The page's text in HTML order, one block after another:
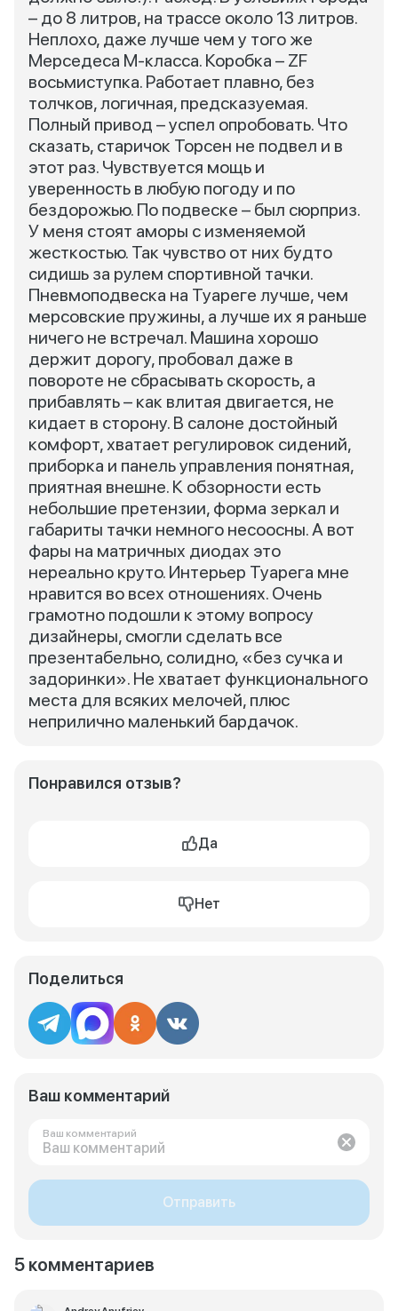
– до 8 литров, на трассе около 13 литров.
Неплохо, даже лучше чем у того же
Мерседеса М-класса. Коробка – ZF
восьмиступка. Работает плавно, без
толчков, логичная, предсказуемая.
Полный привод – успел опробовать. Что
сказать, старичок Торсен не подвел и в
этот раз. Чувствуется мощь и
уверенность в любую погоду и по
бездорожью. По подвеске – был сюрприз.
У меня стоят аморы с изменяемой
жесткостью. Так чувство от них будто
сидишь за рулем спортивной тачки.
Пневмоподвеска на Туареге лучше, чем
мерсовские пружины, а лучше их я раньше
ничего не встречал. Машина хорошо
держит дорогу, пробовал даже в
повороте не сбрасывать скорость, а
прибавлять – как влитая двигается, не
кидает в сторону. В салоне достойный
комфорт, хватает регулировок сидений,
приборка и панель управления понятная,
приятная внешне. К обзорности есть
небольшие претензии, форма зеркал и
габариты тачки немного несоосны. А вот
фары на матричных диодах это
нереально круто. Интерьер Туарега мне
нравится во всех отношениях. Очень
грамотно подошли к этому вопросу
дизайнеры, смогли сделать все
презентабельно, солидно, «без сучка и
задоринки». Не хватает функционального
места для всяких мелочей, плюс
неприлично маленький бардачок.
Понравился отзыв?
Да
Нет
Поделиться
Ваш комментарий
Ваш комментарий
Отправить
5 комментариев